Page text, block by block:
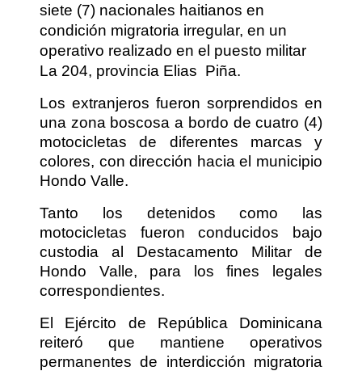
siete (7) nacionales haitianos en
condición migratoria irregular, en un
operativo realizado en el puesto militar
La 204, provincia Elias Piña.
Los extranjeros fueron sorprendidos en
una zona boscosa a bordo de cuatro (4)
motocicletas de diferentes marcas y
colores, con dirección hacia el municipio
Hondo Valle.
Tanto los detenidos como las
motocicletas fueron conducidos bajo
custodia al Destacamento Militar de
Hondo Valle, para los fines legales
correspondientes.
El Ejército de República Dominicana
reiteró que mantiene operativos
permanentes de interdicción migratoria